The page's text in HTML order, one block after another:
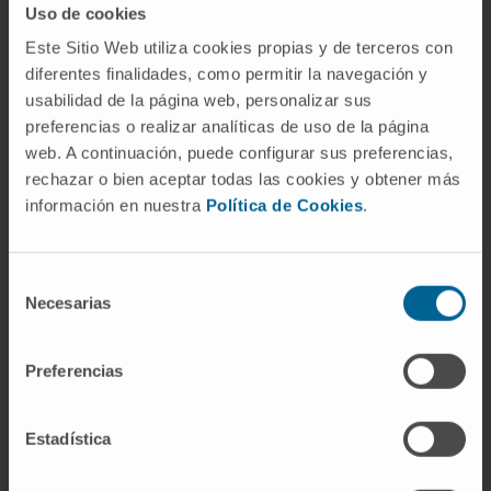
Uso de cookies
Este Sitio Web utiliza cookies propias y de terceros con
diferentes finalidades, como permitir la navegación y
usabilidad de la página web, personalizar sus
preferencias o realizar analíticas de uso de la página
web. A continuación, puede configurar sus preferencias,
rechazar o bien aceptar todas las cookies y obtener más
información en nuestra Política de Cookies.
Necesarias
Preferencias
Estadística
evitar las náuseas y los vómitos en pacientes
oncológicos. Sin embargo, la aplicación de las
guías requiere siempre individualizar cada
caso”.
Las preguntas planteadas interpelan sobre la
necesidad de obtener datos en vida real y
reportados por los pacientes, con el fin de evaluar
si la eficacia y toxicidad observadas en los
clínica diaria. Asimismo, ayudan a revaluar el plan
combinación de medicamentos o la prolongación
La farmacia hospitalaria desempeña un papel